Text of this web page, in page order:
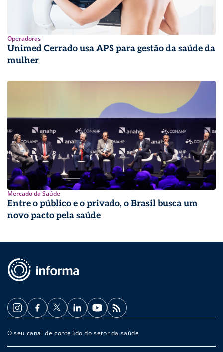
Operadoras
Unimed Cerrado usa APS para gestão da saúde da
mulher
Mercado da Saúde
Entre o público e o privado, o Brasil busca um
novo pacto pela saúde
O seu canal de conteúdo do setor da saúde